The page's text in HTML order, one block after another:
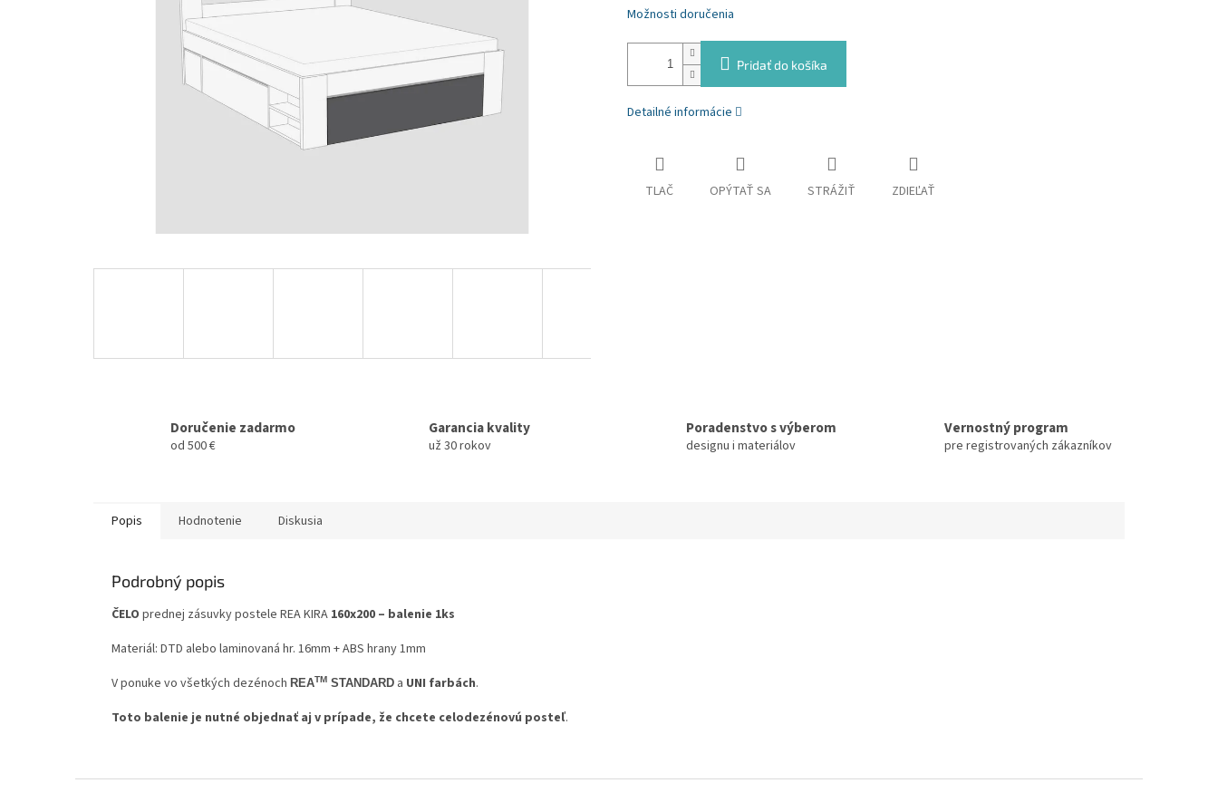
Možnosti doručenia
Pridať do košíka
Detailné informácie
TLAČ OPÝTAŤ SA STRÁŽIŤ ZDIEĽAŤ
Doručenie zadarmo
od 500 €
Garancia kvality
už 30 rokov
Poradenstvo s výberom
designu i materiálov
Vernostný program
pre registrovaných zákazníkov
Popis Hodnotenie Diskusia
Podrobný popis
ČELO prednej zásuvky postele REA KIRA 160x200 – balenie 1ks
Materiál: DTD alebo laminovaná hr. 16mm + ABS hrany 1mm
V ponuke vo všetkých dezénoch REATM STANDARD a UNI farbách.
Toto balenie je nutné objednať aj v prípade, že chcete celodezénovú posteľ.